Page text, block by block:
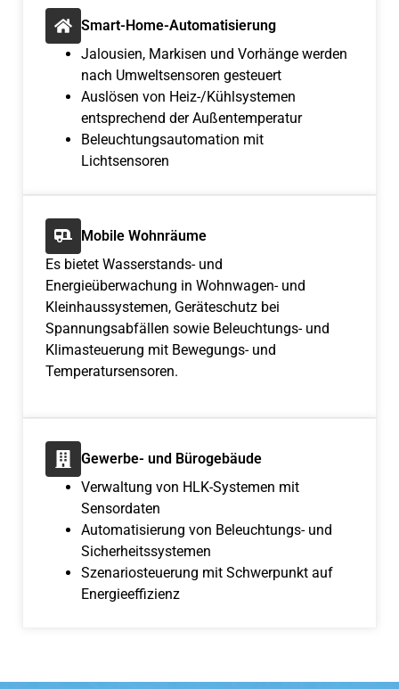
Smart-Home-Automatisierung
Jalousien, Markisen und Vorhänge werden
nach Umweltsensoren gesteuert
Auslösen von Heiz-/Kühlsystemen
entsprechend der Außentemperatur
Beleuchtungsautomation mit
Lichtsensoren
Mobile Wohnräume
Es bietet Wasserstands- und
Energieüberwachung in Wohnwagen- und
Kleinhaussystemen, Geräteschutz bei
Spannungsabfällen sowie Beleuchtungs- und
Klimasteuerung mit Bewegungs- und
Temperatursensoren.
Gewerbe- und Bürogebäude
Verwaltung von HLK-Systemen mit
Sensordaten
Automatisierung von Beleuchtungs- und
Sicherheitssystemen
Szenariosteuerung mit Schwerpunkt auf
Energieeffizienz